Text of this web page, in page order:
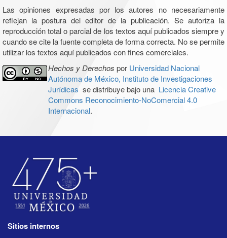
Las opiniones expresadas por los autores no necesariamente
reflejan la postura del editor de la publicación. Se autoriza la
reproducción total o parcial de los textos aquí publicados siempre y
cuando se cite la fuente completa de forma correcta. No se permite
utilizar los textos aquí publicados con fines comerciales.
Hechos y Derechos por Universidad Nacional
Autónoma de México, Instituto de Investigaciones
Jurídicas se distribuye bajo una Licencia Creative
Commons Reconocimiento-NoComercial 4.0
Internacional.
Sitios internos